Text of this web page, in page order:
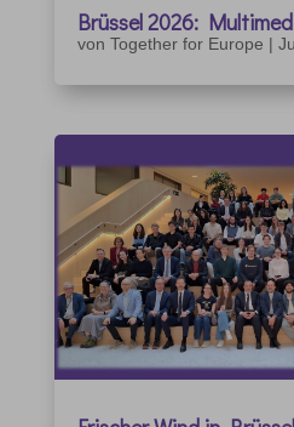
Brüssel 2026:
von Together for Europe |